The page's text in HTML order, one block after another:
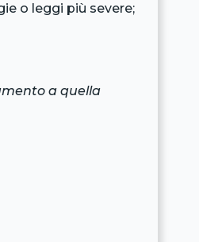
o leggi più severe;
a quella